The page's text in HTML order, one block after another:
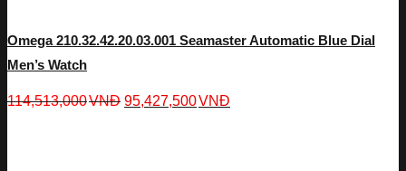
Omega 210.32.42.20.03.001 Seamaster Automatic Blue Dial
Men’s Watch
114,513,000VNĐ 95,427,500VNĐ